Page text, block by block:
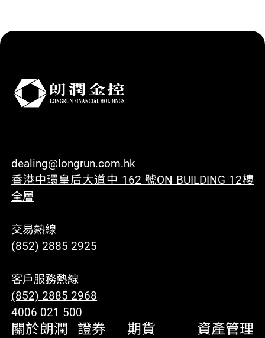
dealing@longrun.com.hk
香港中環皇后大道中 162 號ON BUILDING 12樓
全層
交易熱線
(852) 2885 2925
客戶服務熱線
(852) 2885 2968
4006 021 500
關於朗潤 證券 期貨 資產管理